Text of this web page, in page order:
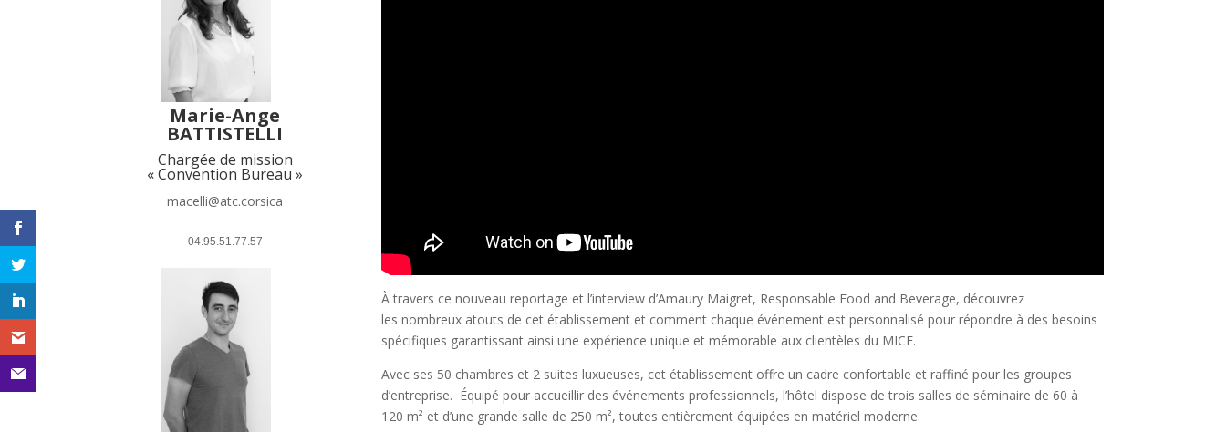
Marie-Ange
BATTISTELLI
Chargée de mission
« Convention Bureau »
macelli@atc.corsica
04.95.51.77.57
À travers ce nouveau reportage et l’interview d’Amaury Maigret, Responsable Food and Beverage, découvrez
les nombreux atouts de cet établissement et comment chaque événement est personnalisé pour répondre à des besoins
spécifiques garantissant ainsi une expérience unique et mémorable aux clientèles du MICE.
Avec ses 50 chambres et 2 suites luxueuses, cet établissement offre un cadre confortable et raffiné pour les groupes
d’entreprise. Équipé pour accueillir des événements professionnels, l’hôtel dispose de trois salles de séminaire de 60 à
120 m² et d’une grande salle de 250 m², toutes entièrement équipées en matériel moderne.